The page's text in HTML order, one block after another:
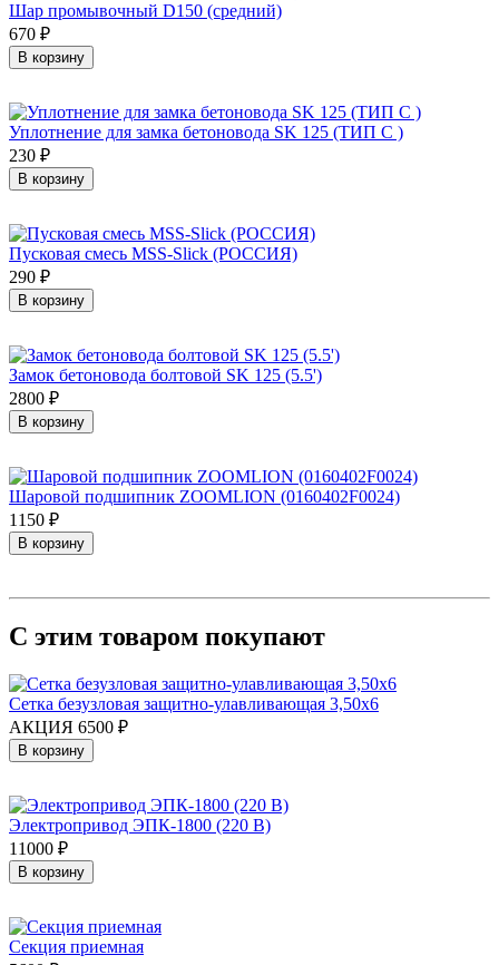
Шар промывочный D150 (средний)
670 ₽
В корзину
Уплотнение для замка бетоновода SK 125 (ТИП С )
230 ₽
В корзину
Пусковая смесь MSS-Slick (РОССИЯ)
290 ₽
В корзину
Замок бетоновода болтовой SK 125 (5.5')
2800 ₽
В корзину
Шаровой подшипник ZOOMLION (0160402F0024)
1150 ₽
В корзину
С этим товаром покупают
Сетка безузловая защитно-улавливающая 3,50х6
АКЦИЯ 6500 ₽
В корзину
Электропривод ЭПК-1800 (220 В)
11000 ₽
В корзину
Секция приемная